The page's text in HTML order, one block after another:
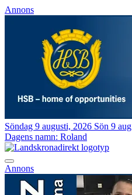
Annons
Söndag 9 augusti, 2026 Sön 9 aug
Dagens namn: Roland
Annons